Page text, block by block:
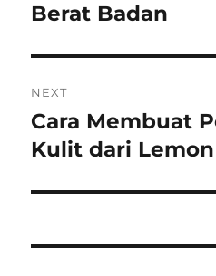
Berat Badan
NEXT
Next
post:
Cara Membuat
Kulit dari Lemon